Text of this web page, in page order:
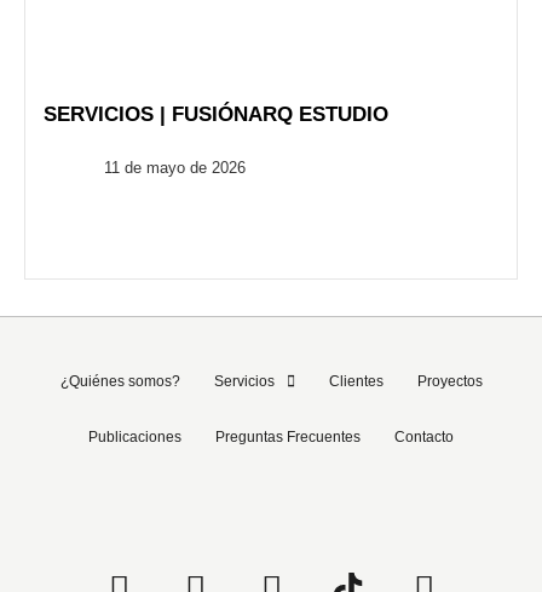
SERVICIOS | FUSIÓNARQ ESTUDIO
11 de mayo de 2026
¿Quiénes somos? Servicios Clientes Proyectos
Publicaciones Preguntas Frecuentes Contacto